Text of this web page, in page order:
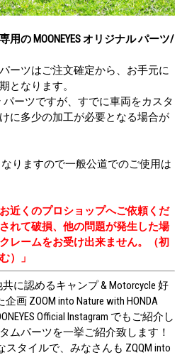
用の MOONEYES オリジナル パーツ/
パーツはご注文確定から、お手元に
となります。
ーツですが、すでに車両をカスタ
に多少の加工が必要となる場合が
りますので一般公道でのご使用は
近くのプロショップへご依頼くだ
れて破損、他の問題が発生した場
レームをお受け出来ません。（初
）」
共に認めるキャンプ & Motorcycle 好
画 ZOOM into Nature with HONDA
Official Instagram でもご紹介し
タムパーツを一挙ご紹介致します！
スタイルで、みなさんも ZQQM into